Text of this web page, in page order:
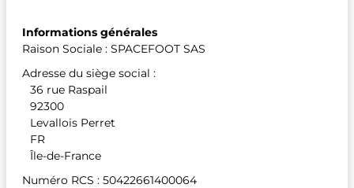
Informations générales
Raison Sociale : SPACEFOOT SAS
Adresse du siège social :
36 rue Raspail
92300
Levallois Perret
FR
Île-de-France
Numéro RCS : 50422661400064